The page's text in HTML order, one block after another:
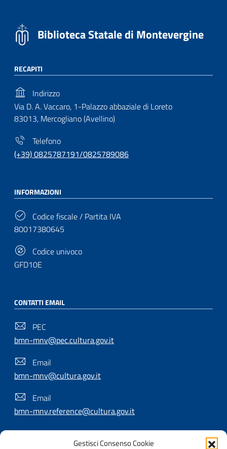
Gestisci Consenso Cookie
Biblioteca Statale di Montevergine
RECAPITI
Indirizzo
Via D. A. Vaccaro, 1-Palazzo abbaziale di Loreto
83013, Mercogliano (Avellino)
Telefono
(+39) 0825787191/0825789086
INFORMAZIONI
Codice fiscale / Partita IVA
80017380645
Codice univoco
GFD10E
CONTATTI EMAIL
PEC
bmn-mnv@pec.cultura.gov.it
Email
bmn-mnv@cultura.gov.it
Email
bmn-mnv.reference@cultura.gov.it